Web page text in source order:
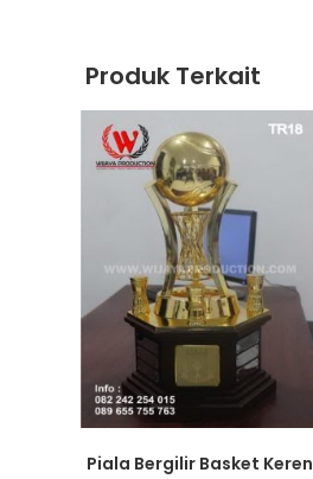
Produk Terkait
Piala Bergilir Basket Keren